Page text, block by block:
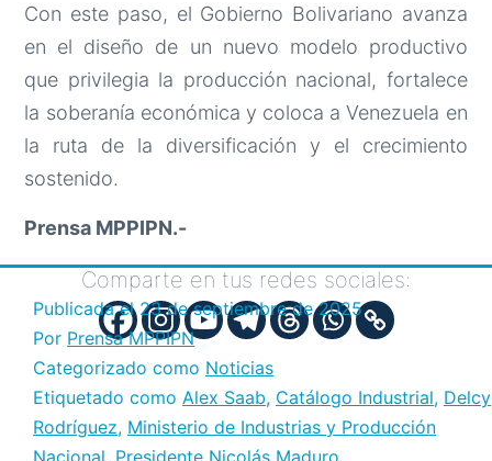
Con este paso, el Gobierno Bolivariano avanza
en el diseño de un nuevo modelo productivo
que privilegia la producción nacional, fortalece
la soberanía económica y coloca a Venezuela en
la ruta de la diversificación y el crecimiento
sostenido.
Prensa MPPIPN.-
Comparte en tus redes sociales:
Publicada el 23 de septiembre de 2025
Por Prensa MPPIPN
Categorizado como Noticias
Etiquetado como Alex Saab, Catálogo Industrial, Delcy
Rodríguez, Ministerio de Industrias y Producción
Nacional, Presidente Nicolás Maduro